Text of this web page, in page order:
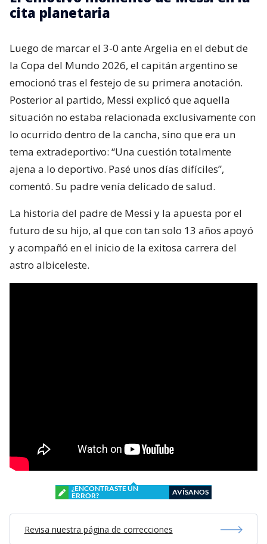
cita planetaria
Luego de marcar el 3-0 ante Argelia en el debut de
la Copa del Mundo 2026, el capitán argentino se
emocionó tras el festejo de su primera anotación.
Posterior al partido, Messi explicó que aquella
situación no estaba relacionada exclusivamente con
lo ocurrido dentro de la cancha, sino que era un
tema extradeportivo: “Una cuestión totalmente
ajena a lo deportivo. Pasé unos días difíciles”,
comentó. Su padre venía delicado de salud.
La historia del padre de Messi y la apuesta por el
futuro de su hijo, al que con tan solo 13 años apoyó
y acompañó en el inicio de la exitosa carrera del
astro albiceleste.
¿ENCONTRASTE UN
ERROR?
AVÍSANOS
Revisa nuestra página de correcciones